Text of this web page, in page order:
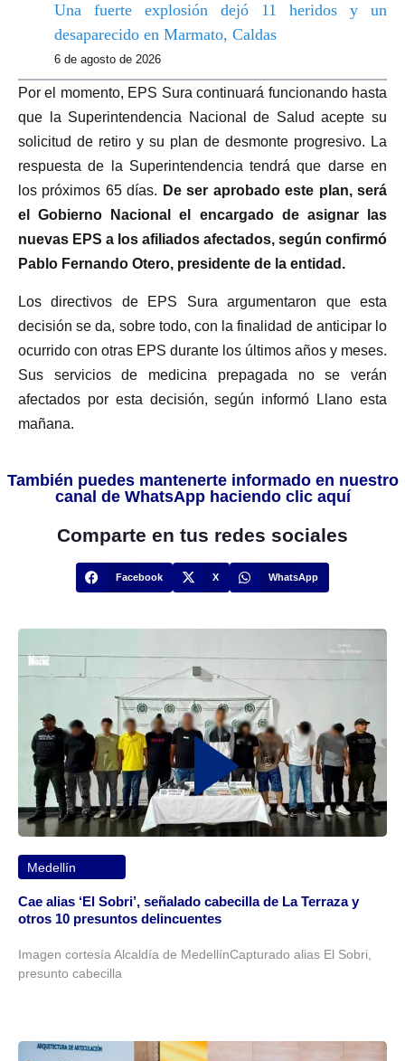
Una fuerte explosión dejó 11 heridos y un
desaparecido en Marmato, Caldas
6 de agosto de 2026
Por el momento, EPS Sura continuará funcionando hasta
que la Superintendencia Nacional de Salud acepte su
solicitud de retiro y su plan de desmonte progresivo. La
respuesta de la Superintendencia tendrá que darse en
los próximos 65 días. De ser aprobado este plan, será
el Gobierno Nacional el encargado de asignar las
nuevas EPS a los afiliados afectados, según confirmó
Pablo Fernando Otero, presidente de la entidad.
Los directivos de EPS Sura argumentaron que esta
decisión se da, sobre todo, con la finalidad de anticipar lo
ocurrido con otras EPS durante los últimos años y meses.
Sus servicios de medicina prepagada no se verán
afectados por esta decisión, según informó Llano esta
mañana.
También puedes mantenerte informado en nuestro
canal de WhatsApp haciendo clic aquí
Comparte en tus redes sociales
Facebook X WhatsApp
Medellín
Cae alias ‘El Sobri’, señalado cabecilla de La Terraza y
otros 10 presuntos delincuentes
Imagen cortesía Alcaldía de MedellínCapturado alias El Sobri,
presunto cabecilla